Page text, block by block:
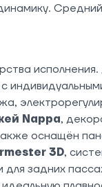
исполнения.
Nappa,
оснащён
3D,
для задних